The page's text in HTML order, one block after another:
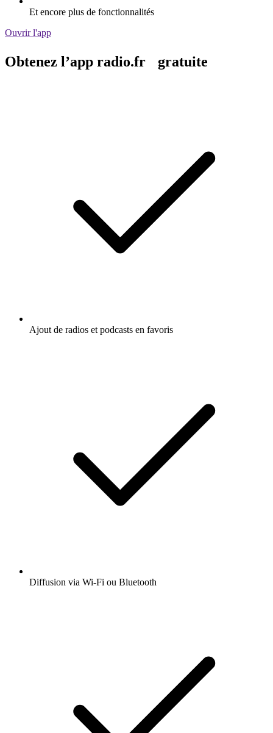
Et encore plus de fonctionnalités
Ouvrir l'app
Obtenez l’app radio.fr gratuite
Ajout de radios et podcasts en favoris
Diffusion via Wi-Fi ou Bluetooth